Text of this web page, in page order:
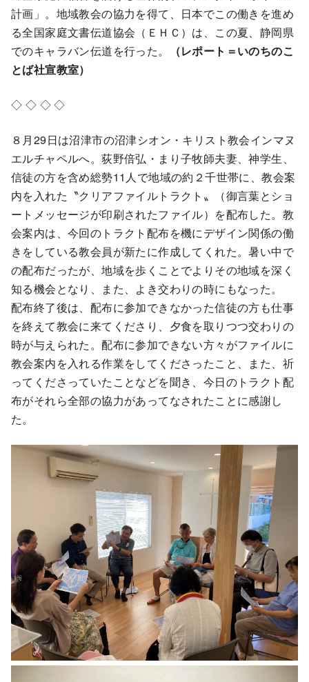
計画」。地域教会の協力を得て、日本でこの働きを進め
る全国家庭文書伝道協会（ＥＨＣ）は、この夏、静岡県
でのキャラバン伝道を行った。
（レポート＝いのちのこ
とば社宣教室）
◇ ◇ ◇ ◇
８月29日は沼津市の沼津シオン・キリスト教会インマヌ
エルチャペルへ。荻野倍弘・まり子牧師夫妻、神学生、
信徒の方を含め総勢11人で地域の約２千世帯に、教会案
内を入れた〝クリアファイルトラクト〟（御言葉とショ
ートメッセージが印刷されたファイル）を配布した。教
会案内は、今回のトラクト配布を機にデザイン関係の働
きをしている教会員が新たに作成してくれた。暑い中で
の配布だったが、地域を歩くことでよりその地域を深く
知る機会となり、また、よき交わりの時にもなった。
配布終了後は、配布に参加できなかった信徒の方も仕事
を終えて教会に来てくださり、夕食を取りつつ交わりの
時が与えられた。配布に参加できない方々がファイルに
教会案内を入れる作業をしてくださったこと、また、祈
ってくださっていたことなどを聞き、今日のトラクト配
布がそれら全部の協力があってなされたことに感謝し
た。